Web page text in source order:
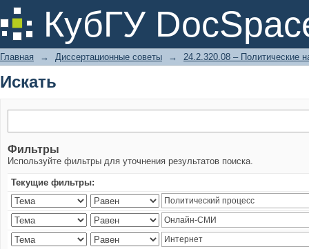
КубГУ
Искать
Главная → Диссертационные советы → 24.2.320.08 – Политические
Искать
Фильтры
Используйте фильтры для уточнения результатов поиска.
Текущие фильтры: